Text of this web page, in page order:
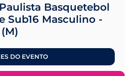
Basquetebol
Sub16 Masculino -
DO EVENTO